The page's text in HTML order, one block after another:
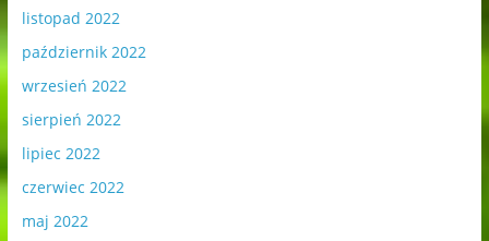
listopad 2022
październik 2022
wrzesień 2022
sierpień 2022
lipiec 2022
czerwiec 2022
maj 2022